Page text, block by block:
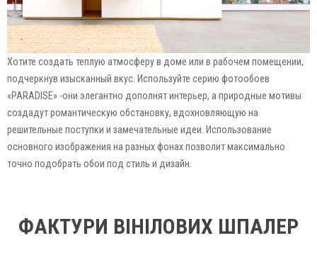
Хотите создать теплую атмосферу в доме или в рабочем помещении,
подчеркнув изысканный вкус. Используйте серию фотообоев
«PARADISE» -они элегантно дополнят интерьер, а природные мотивы
создадут романтическую обстановку, вдохновляющую на
решительные поступки и замечательные идеи. Использование
основного изображения на разных фонах позволит максимально
точно подобрать обои под стиль и дизайн.
ФАКТУРИ ВІНІЛОВИХ ШПАЛЕР